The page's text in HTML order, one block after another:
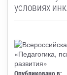
условиях
Опубликовано в: